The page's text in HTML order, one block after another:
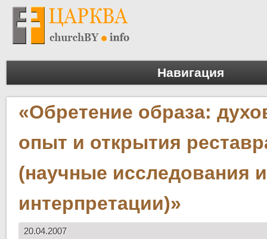
Навигация
«Обретение образа:
опыт и открытия
(научные исследования и
интерпретации)»
20.04.2007